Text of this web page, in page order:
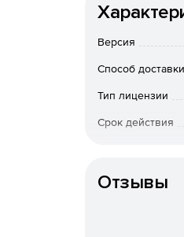
Обратное
улица, дом,
(например,
Версия
Способ доставки
Тип лицензии
Срок действия
Отзывы